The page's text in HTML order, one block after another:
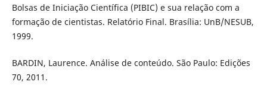
Bolsas de Iniciação Científica (PIBIC) e sua relação com a
formação de cientistas. Relatório Final. Brasília: UnB/NESUB,
1999.
BARDIN, Laurence. Análise de conteúdo. São Paulo: Edições
70, 2011.